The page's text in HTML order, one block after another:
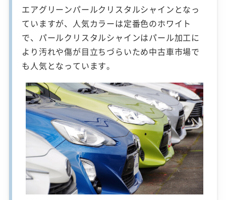
エアグリーンパールクリスタルシャインとなっ
ていますが、人気カラーは定番色のホワイト
で、パールクリスタルシャインはパール加工に
より汚れや傷が目立ちづらいため中古車市場で
も人気となっています。